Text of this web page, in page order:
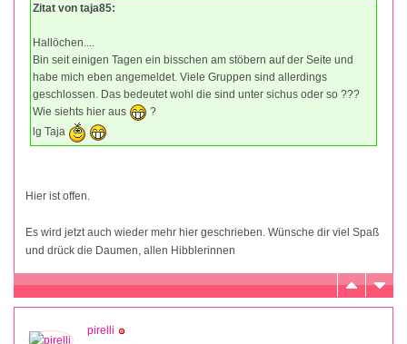
Zitat von taja85:
Hallöchen....
Bin seit einigen Tagen ein bisschen am stöbern auf der Seite und
habe mich eben angemeldet. Viele Gruppen sind allerdings
geschlossen. Das bedeutet wohl die sind unter sichus oder so ???
Wie siehts hier aus
?
lg Taja
Hier ist offen.
Es wird jetzt auch wieder mehr hier geschrieben. Wünsche dir viel Spaß
und drück die Daumen, allen Hibblerinnen
pirelli